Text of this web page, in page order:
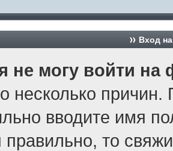
Вход
не могу войти на
несколько причин.
вводите имя
правильно, то